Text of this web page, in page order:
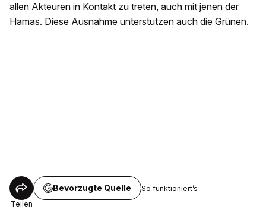
allen Akteuren in Kontakt zu treten, auch mit jenen der
Hamas. Diese Ausnahme unterstützen auch die Grünen.
Teilen
Bevorzugte Quelle So funktioniert’s